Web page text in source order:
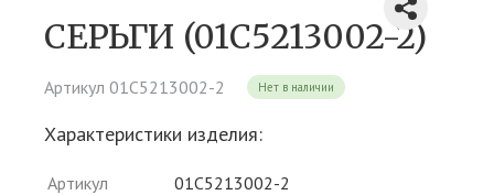
СЕРЬГИ (01С5213002-2)
Артикул 01С5213002-2 Нет в наличии
Характеристики изделия:
Артикул
01С5213002-2